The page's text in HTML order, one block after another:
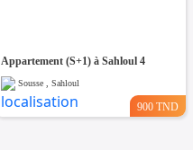
Appartement (S+1) à Sahloul 4
Sousse , Sahloul
900 TND